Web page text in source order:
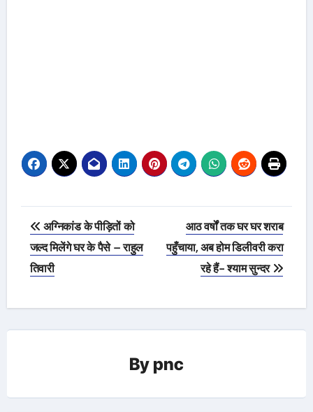
Post
navigation
अग्निकांड के पीड़ितों को
जल्द मिलेंगे घर के पैसे – राहुल
तिवारी
आठ वर्षों तक घर घर शराब
पहुँचाया, अब होम डिलीवरी करा
रहे हैं- श्याम सुन्दर
By pnc